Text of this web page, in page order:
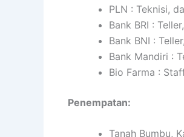
PLN : Teknisi,
Bank BRI :
Bank BNI :
Bank Mandiri :
Bio Farma :
Penempatan:
Tanah Bumbu,